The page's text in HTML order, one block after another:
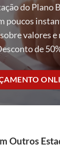
do Plano
poucos
valores e
de
Outros